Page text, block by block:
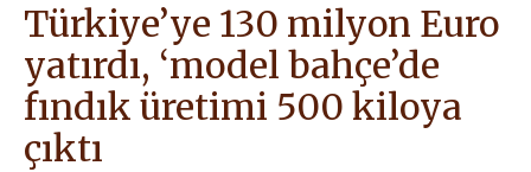
İNSANLAR VE GEZEGEN
MARKALARIMIZ
Türkiye’ye 130 milyon Euro
yatırdı, ‘model bahçe’de
fındık üretimi 500 kiloya
çıktı